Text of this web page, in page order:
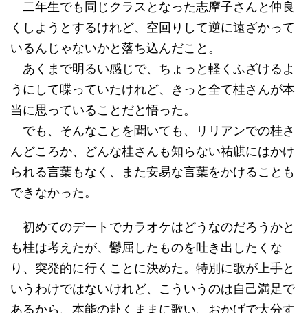
二年生でも同じクラスとなった志摩子さんと仲良
くしようとするけれど、空回りして逆に遠ざかって
いるんじゃないかと落ち込んだこと。
あくまで明るい感じで、ちょっと軽くふざけるよ
うにして喋っていたけれど、きっと全て桂さんが本
当に思っていることだと悟った。
でも、そんなことを聞いても、リリアンでの桂さ
んどころか、どんな桂さんも知らない祐麒にはかけ
られる言葉もなく、また安易な言葉をかけることも
できなかった。
初めてのデートでカラオケはどうなのだろうかと
も桂は考えたが、鬱屈したものを吐き出したくな
り、突発的に行くことに決めた。特別に歌が上手と
いうわけではないけれど、こういうのは自己満足で
あるから、本能の赴くままに歌い、おかげで大分す